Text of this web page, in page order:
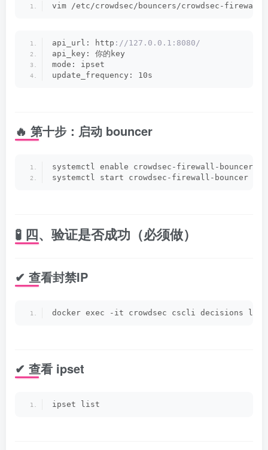
vim /etc/crowdsec/bouncers/crowdsec-firewall-
api_url: http ://127.0.0.1:8080/
api_key: 你的key
mode: ipset
update_frequency: 10s
🔥 第十步：启动 bouncer
systemctl enable crowdsec-firewall-bouncer
systemctl start crowdsec-firewall-bouncer
🧪 四、验证是否成功（必须做）
✔ 查看封禁IP
docker exec -it crowdsec cscli decisions list
✔ 查看 ipset
ipset list